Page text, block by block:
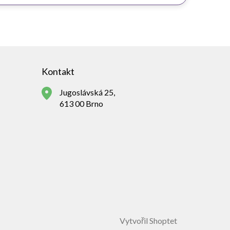
Kontakt
Jugoslávská 25,
613 00 Brno
Vytvořil Shoptet